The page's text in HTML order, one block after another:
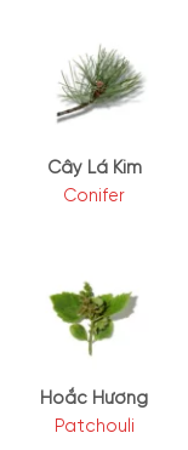
Cây Lá Kim
Conifer
Hoắc Hương
Patchouli